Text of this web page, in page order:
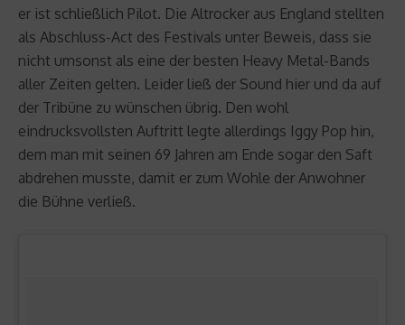
er ist schließlich Pilot. Die Altrocker aus England stellten
als Abschluss-Act des Festivals unter Beweis, dass sie
nicht umsonst als eine der besten Heavy Metal-Bands
aller Zeiten gelten. Leider ließ der Sound hier und da auf
der Tribüne zu wünschen übrig. Den wohl
eindrucksvollsten Auftritt legte allerdings Iggy Pop hin,
dem man mit seinen 69 Jahren am Ende sogar den Saft
abdrehen musste, damit er zum Wohle der Anwohner
die Bühne verließ.